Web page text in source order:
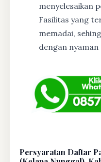
menyelesaikan
Fasilitas yang
memadai,
dengan nyaman
Persyaratan Daftar